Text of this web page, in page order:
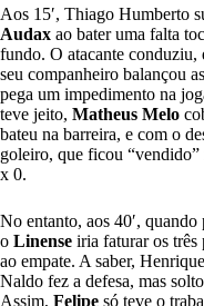
Aos 15′, Thiago Humberto
Audax ao bater uma falta
fundo. O atacante conduziu,
seu companheiro balançou
pega um impedimento na
teve jeito, Matheus Melo
bateu na barreira, e com o
goleiro, que ficou
x 0.
No entanto, aos 40′,
o Linense iria faturar os três
ao empate. A saber,
Naldo fez a defesa, mas
Assim, Felipe só teve o